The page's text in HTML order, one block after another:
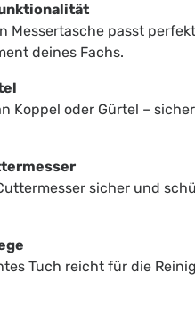
Messertasche passt
deines Fachs.
Koppel oder Gürtel –
sicher und
Tuch reicht für die